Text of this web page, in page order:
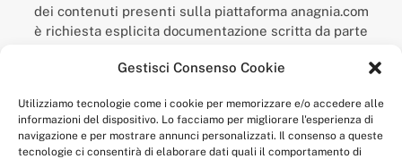
Gestisci Consenso Cookie
Utilizziamo tecnologie come i cookie per memorizzare e/o accedere alle
informazioni del dispositivo. Lo facciamo per migliorare l'esperienza di
navigazione e per mostrare annunci personalizzati. Il consenso a queste
tecnologie ci consentirà di elaborare dati quali il comportamento di
dei contenuti presenti sulla piattaforma anagnia.com
è richiesta esplicita documentazione scritta da parte
“Anagnia” è un marchio registrato presso l’Ufficio Italiano
Economico,
num. registrazione: 302017000014044 del 9 febbraio 2017.
Per contatti:redazione@anagnia.com